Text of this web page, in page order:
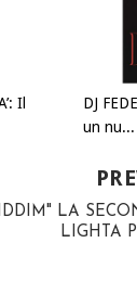
Il
DJ
un nu...
LA
LIGHTA